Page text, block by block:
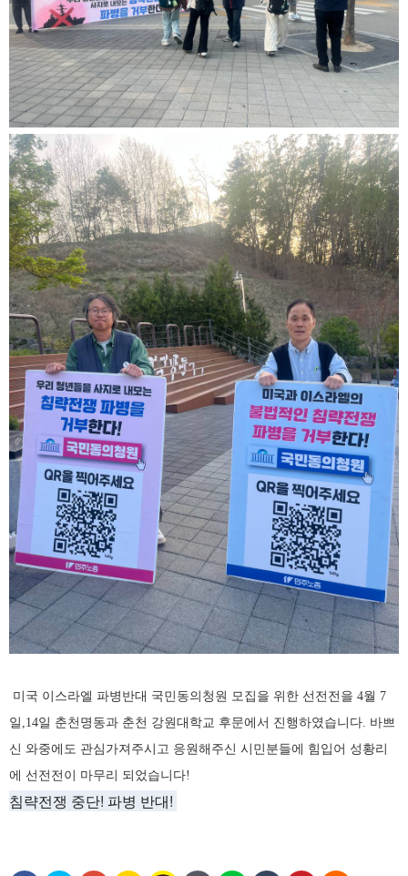
미국 이스라엘 파병반대 국민동의청원 모집을 위한 선전전을 4월 7
일,14일 춘천명동과 춘천 강원대학교 후문에서 진행하였습니다. 바쁘
신 와중에도 관심가져주시고 응원해주신 시민분들에 힘입어 성황리
에 선전전이 마무리 되었습니다!
침략전쟁 중단! 파병 반대!